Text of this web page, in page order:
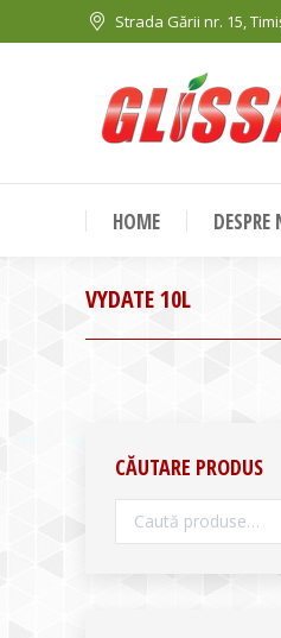
Strada Gării nr. 15,
HOME DESPRE
VYDATE 10L
CĂUTARE PRODUS